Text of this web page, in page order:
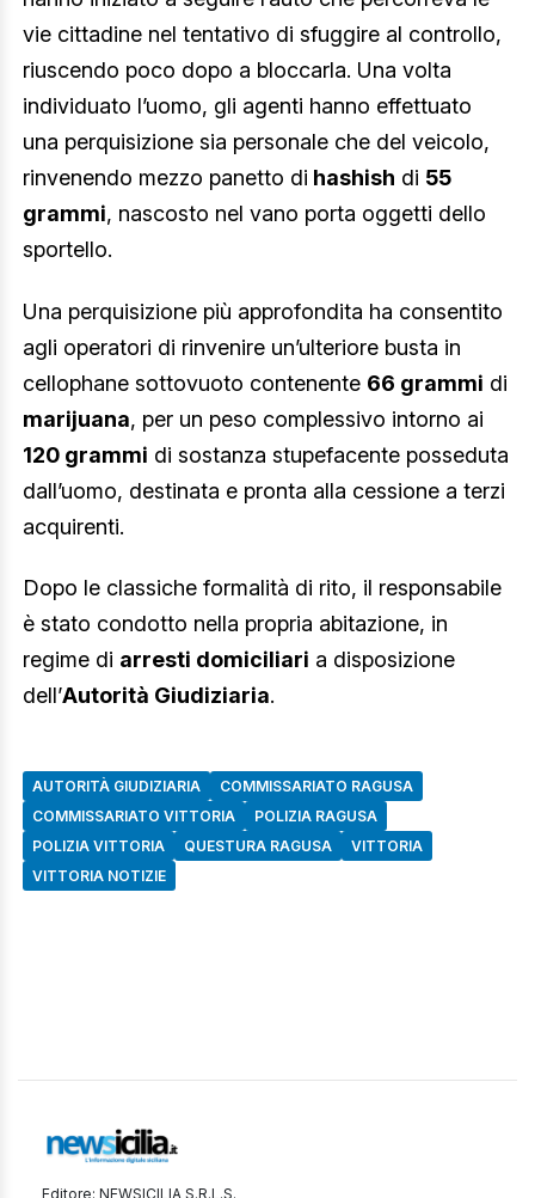
vie cittadine nel tentativo di sfuggire al controllo,
riuscendo poco dopo a bloccarla. Una volta
individuato l’uomo, gli agenti hanno effettuato
una perquisizione sia personale che del veicolo,
rinvenendo mezzo panetto di hashish di 55
grammi, nascosto nel vano porta oggetti dello
sportello.
Una perquisizione più approfondita ha consentito
agli operatori di rinvenire un’ulteriore busta in
cellophane sottovuoto contenente 66 grammi di
marijuana, per un peso complessivo intorno ai
120 grammi di sostanza stupefacente posseduta
dall’uomo, destinata e pronta alla cessione a terzi
acquirenti.
Dopo le classiche formalità di rito, il responsabile
è stato condotto nella propria abitazione, in
regime di arresti domiciliari a disposizione
dell’Autorità Giudiziaria.
AUTORITÀ GIUDIZIARIA
COMMISSARIATO RAGUSA
COMMISSARIATO VITTORIA
POLIZIA RAGUSA
POLIZIA VITTORIA
QUESTURA RAGUSA
VITTORIA
VITTORIA NOTIZIE
Editore: NEWSICILIA S.R.L.S.